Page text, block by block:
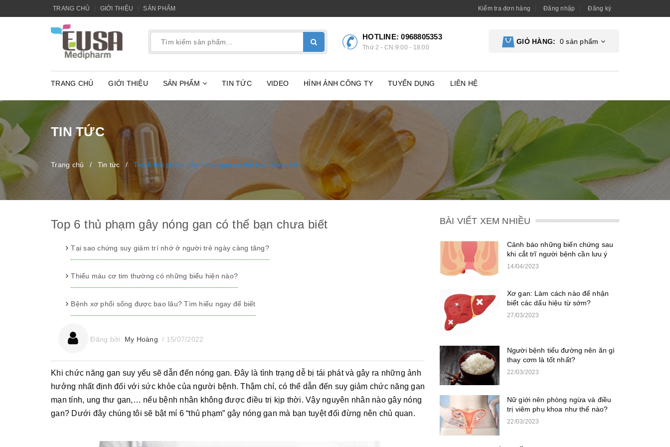
TRANG CHỦ GIỚI THIỆU SẢN PHẨM Kiểm tra đơn hàng Đăng nhập Đăng ký
HOTLINE:0968805353
Thứ 2 - CN:9:00 - 18:00
GIỎ HÀNG: 0 sản phẩm
TRANG CHỦ GIỚI THIỆU SẢN PHẨM TIN TỨC VIDEO HÌNH ẢNH CÔNG TY TUYỂN DỤNG LIÊN HỆ
TIN TỨC
Trang chủ / Tin tức / Top 6 thủ phạm gây nóng gan có thể bạn chưa biết
Top 6 thủ phạm gây nóng gan có thể bạn chưa biết
Tại sao chứng suy giảm trí nhớ ở người trẻ ngày càng tăng?
Thiếu máu cơ tim thường có những biểu hiện nào?
Bệnh xơ phổi sống được bao lâu? Tìm hiểu ngay để biết
Đăng bởi: My Hoàng / 15/07/2022
Khi chức năng gan suy yếu sẽ dẫn đến nóng gan. Đây là tình trạng dễ bị tái phát và gây ra những ảnh
hưởng nhất định đối với sức khỏe của người bệnh. Thậm chí, có thể dẫn đến suy giảm chức năng gan
mạn tính, ung thư gan,… nếu bệnh nhân không được điều trị kịp thời. Vậy nguyên nhân nào gây nóng
gan? Dưới đây chúng tôi sẽ bật mí 6 “thủ phạm” gây nóng gan mà bạn tuyệt đối đừng nên chủ quan.
BÀI VIẾT XEM NHIỀU
Cảnh báo những biến chứng sau
khi cắt trĩ người bệnh cần lưu ý
14/04/2023
Xơ gan: Làm cách nào để nhận
biết các dấu hiệu từ sớm?
27/03/2023
Người bệnh tiểu đường nên ăn gì
thay cơm là tốt nhất?
22/03/2023
Nữ giới nên phòng ngừa và điều
trị viêm phụ khoa như thế nào?
22/03/2023